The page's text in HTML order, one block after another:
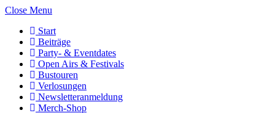
Close Menu
Start
Beiträge
Party- & Eventdates
Open Airs & Festivals
Bustouren
Verlosungen
Newsletteranmeldung
Merch-Shop